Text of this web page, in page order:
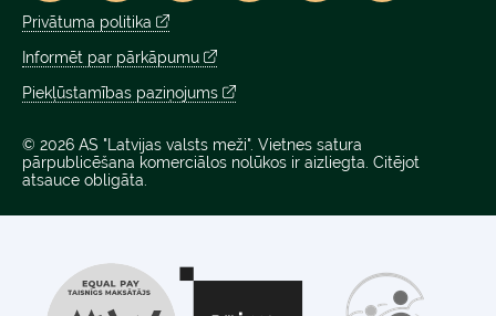
Privātuma politika
Informēt par pārkāpumu
Piekļūstamības paziņojums
© 2026 AS "Latvijas valsts meži". Vietnes satura
pārpublicēšana komerciālos nolūkos ir aizliegta. Citējot
atsauce obligāta.